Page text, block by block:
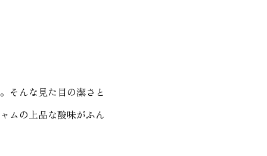
そんな見た目の潔さと
ムの上品な酸味がふん